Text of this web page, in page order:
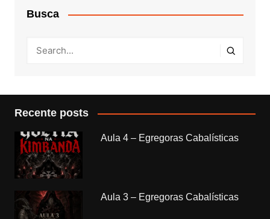
Busca
Recente posts
Aula 4 – Egregoras Cabalísticas
Aula 3 – Egregoras Cabalísticas